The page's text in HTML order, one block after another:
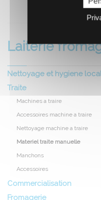
Laiterie
Nettoyage et hygiene
Traite
Machines a traire
Accessoires machine a traire
Nettoyage machine a traire
Materiel traite manuelle
Manchons
Accessoires
Commercialisation
Fromagerie